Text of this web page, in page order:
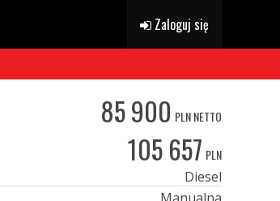
Zaloguj się
85 900 PLN NETTO
105 657 PLN
Diesel